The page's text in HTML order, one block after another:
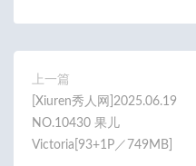
b
o
o
k
itt
er
ail
上一篇
[Xiuren秀人网]2025.06.19
NO.10430 果儿
Victoria[93+1P／749MB]